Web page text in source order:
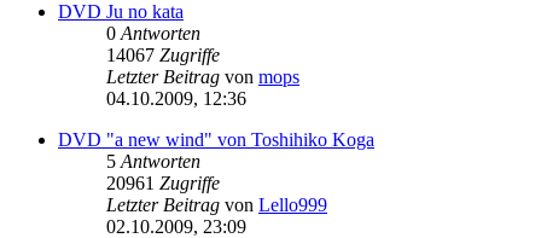
DVD Ju no kata
0 Antworten
14067 Zugriffe
Letzter Beitrag von mops
04.10.2009, 12:36
DVD "a new wind" von Toshihiko Koga
5 Antworten
20961 Zugriffe
Letzter Beitrag von Lello999
02.10.2009, 23:09